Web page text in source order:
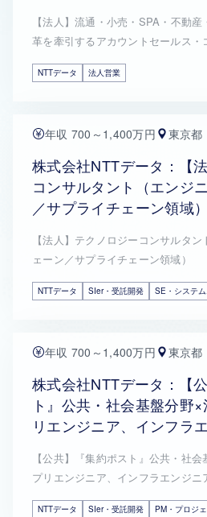
【法人】流通・小売・SPA・不動
革を牽引するアカウントセールス・
NTTデータ 法人営業
年収 700～1,400万円 東京都
株式会社NTTデータ：【
コンサルタント（エンジ
／サプライチェーン領域
【法人】テクノロジーコンサルタ
ェーン／サプライチェーン領域）
NTTデータ SIer・受託開発 SE・システ
年収 700～1,400万円 東京都
株式会社NTTデータ：【
ト』公共・社会基盤分野
リエンジニア、インフラ
【公共】『集約ポスト』公共・社
プリエンジニア、インフラエンジニ
NTTデータ SIer・受託開発 PM・プロジ